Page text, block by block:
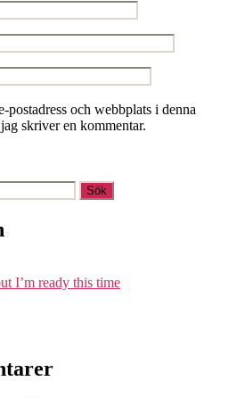
postadress och webbplats i denna
skriver en kommentar.
I’m ready this time